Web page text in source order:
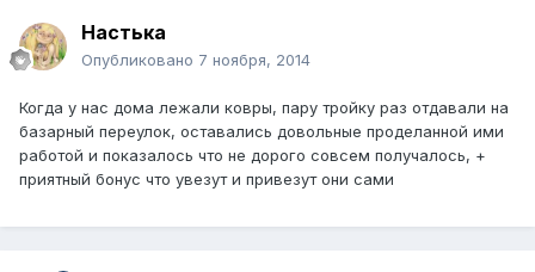
Настька
Опубликовано 7 ноября, 2014
Когда у нас дома лежали ковры, пару тройку раз отдавали на
базарный переулок, оставались довольные проделанной ими
работой и показалось что не дорого совсем получалось, +
приятный бонус что увезут и привезут они сами